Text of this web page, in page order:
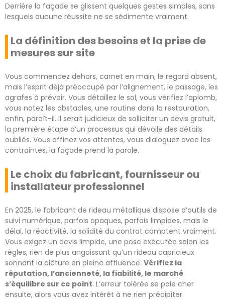
Derrière la façade se glissent quelques gestes simples, sans
lesquels aucune réussite ne se sédimente vraiment.
La définition des besoins et la prise de
mesures sur site
Vous commencez dehors, carnet en main, le regard absent,
mais l’esprit déjà préoccupé par l’alignement, le passage, les
agrafes à prévoir. Vous détaillez le sol, vous vérifiez l’aplomb,
vous notez les obstacles, une routine dans la restauration,
enfin, paraît-il. Il serait judicieux de solliciter un devis gratuit,
la première étape d’un processus qui dévoile des détails
oubliés. Vous affinez vos attentes, vous dialoguez avec les
contraintes, la façade prend la parole.
Le choix du fabricant, fournisseur ou
installateur professionnel
En 2025, le fabricant de rideau métallique dispose d’outils de
suivi numérique, parfois opaques, parfois limpides, mais le
délai, la réactivité, la solidité du contrat comptent vraiment.
Vous exigez un devis limpide, une pose exécutée selon les
règles, rien de plus angoissant qu’un rideau capricieux
sonnant la clôture en pleine affluence. Vérifiez la
réputation, l’ancienneté, la fiabilité, le marché
s’équilibre sur ce point. L’erreur tolérée se paie cher
ensuite, alors vous avez intérêt à ne rien précipiter.